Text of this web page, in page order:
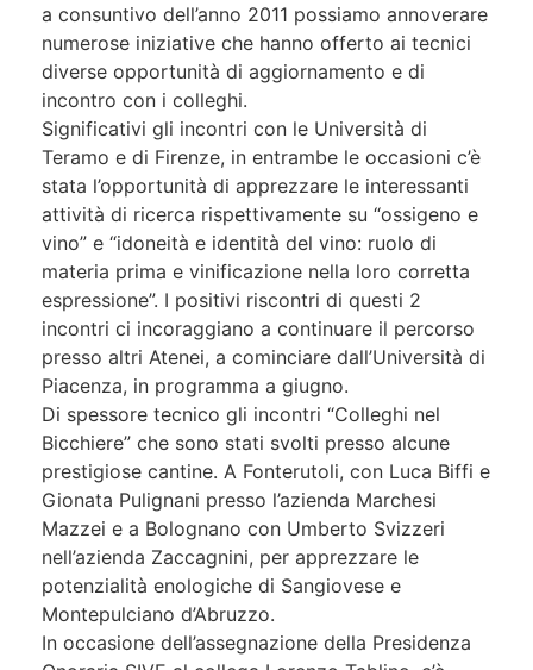
a consuntivo dell’anno 2011 possiamo annoverare
numerose iniziative che hanno offerto ai tecnici
diverse opportunità di aggiornamento e di
incontro con i colleghi.
Significativi gli incontri con le Università di
Teramo e di Firenze, in entrambe le occasioni c’è
stata l’opportunità di apprezzare le interessanti
attività di ricerca rispettivamente su “ossigeno e
vino” e “idoneità e identità del vino: ruolo di
materia prima e vinificazione nella loro corretta
espressione”. I positivi riscontri di questi 2
incontri ci incoraggiano a continuare il percorso
presso altri Atenei, a cominciare dall’Università di
Piacenza, in programma a giugno.
Di spessore tecnico gli incontri “Colleghi nel
Bicchiere” che sono stati svolti presso alcune
prestigiose cantine. A Fonterutoli, con Luca Biffi e
Gionata Pulignani presso l’azienda Marchesi
Mazzei e a Bolognano con Umberto Svizzeri
nell’azienda Zaccagnini, per apprezzare le
potenzialità enologiche di Sangiovese e
Montepulciano d’Abruzzo.
In occasione dell’assegnazione della Presidenza